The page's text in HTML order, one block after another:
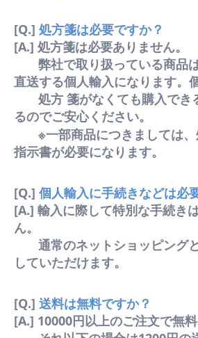
[Q.] 処方箋は必要ですか？
[A.] 処方箋は必要ありません。
弊社で取り扱っている商品
直送する個人輸入になります。
処方 箋がなくても購入でき
るのでご安心ください。
※一部商品につきましては、
指示書が必要になります。
[Q.] 個人輸入に手続きなどは必
[A.] 輸入に際して特別な手続き
ん。
通常のネットショッピング
していただけます。
[Q.] 送料は無料ですか？
[A.] 10000円以上のご注文で無料